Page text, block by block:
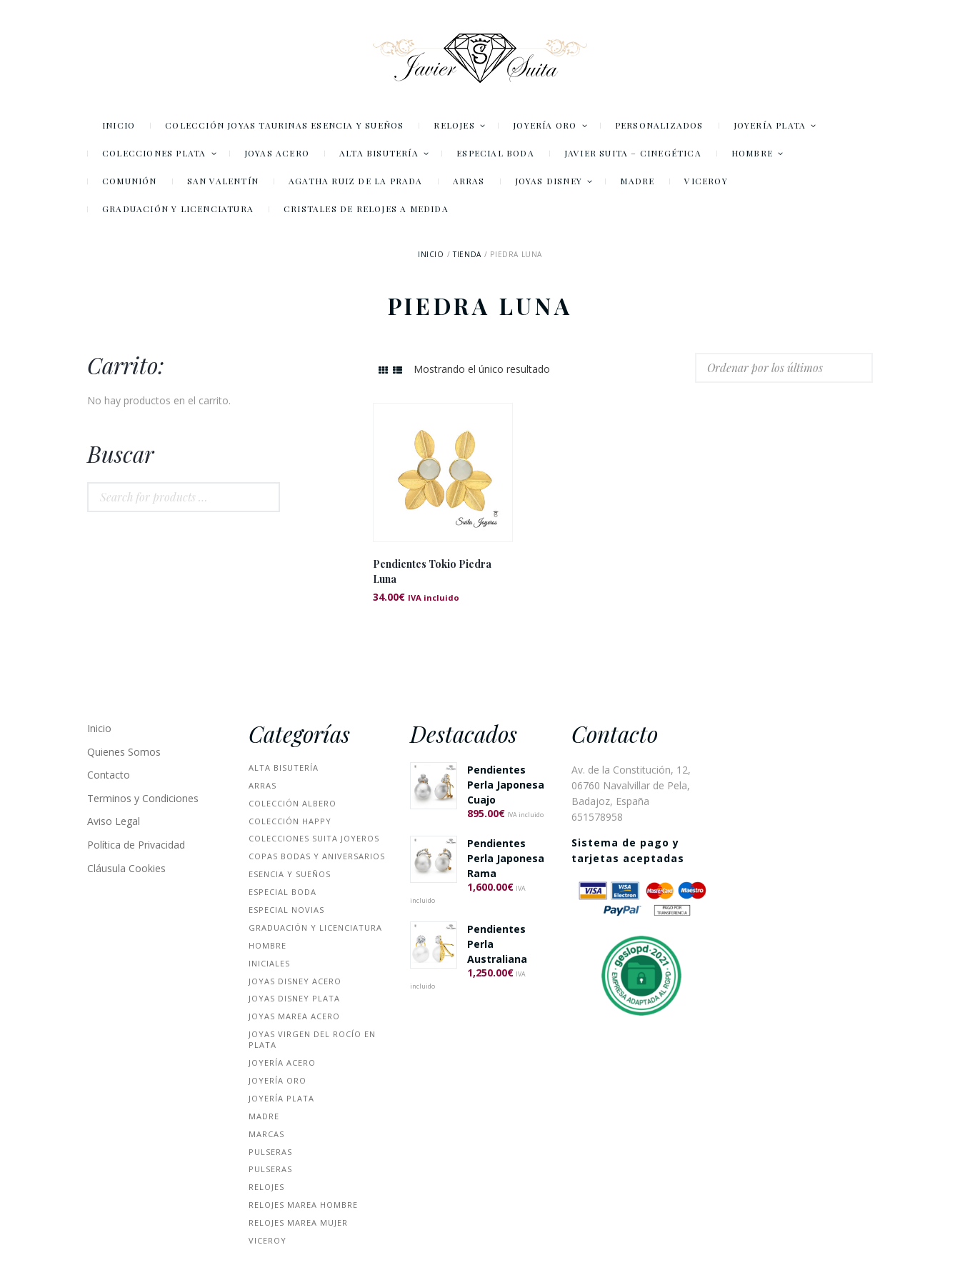
INICIO COLECCIÓN JOYAS TAURINAS ESENCIA Y SUEÑOS RELOJES JOYERÍA ORO PERSONALIZADOS JOYERÍA PLATA
COLECCIONES PLATA JOYAS ACERO ALTA BISUTERÍA ESPECIAL BODA JAVIER SUITA – CINEGÉTICA HOMBRE
COMUNIÓN SAN VALENTÍN AGATHA RUIZ DE LA PRADA ARRAS JOYAS DISNEY MADRE VICEROY
GRADUACIÓN Y LICENCIATURA CRISTALES DE RELOJES A MEDIDA
INICIO TIENDA PIEDRA LUNA
PIEDRA LUNA
Mostrando el único resultado
Pendientes Tokio Piedra
Luna
34.00€ IVA incluido
Carrito:
No hay productos en el carrito.
Buscar
Inicio
Quienes Somos
Contacto
Terminos y Condiciones
Aviso Legal
Política de Privacidad
Cláusula Cookies
Categorías
ALTA BISUTERÍA
ARRAS
COLECCIÓN ALBERO
COLECCIÓN HAPPY
COLECCIONES SUITA JOYEROS
COPAS BODAS Y ANIVERSARIOS
ESENCIA Y SUEÑOS
ESPECIAL BODA
ESPECIAL NOVIAS
GRADUACIÓN Y LICENCIATURA
HOMBRE
INICIALES
JOYAS DISNEY ACERO
JOYAS DISNEY PLATA
JOYAS MAREA ACERO
JOYAS VIRGEN DEL ROCÍO EN
PLATA
JOYERÍA ACERO
JOYERÍA ORO
JOYERÍA PLATA
MADRE
MARCAS
PULSERAS
PULSERAS
RELOJES
RELOJES MAREA HOMBRE
RELOJES MAREA MUJER
VICEROY
Destacados
Pendientes
Perla Japonesa
Cuajo
895.00€ IVA incluido
Pendientes
Perla Japonesa
Rama
1,600.00€ IVA
incluido
Pendientes
Perla
Australiana
1,250.00€ IVA
incluido
Contacto
Av. de la Constitución, 12,
06760 Navalvillar de Pela,
Badajoz, España
651578958
Sistema de pago y
tarjetas aceptadas